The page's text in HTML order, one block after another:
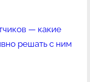
— какие
решать с ним